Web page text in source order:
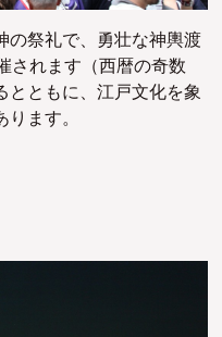
の祭礼で、勇壮な神輿渡
されます（西暦の奇数
とともに、江戸文化を象
ます。